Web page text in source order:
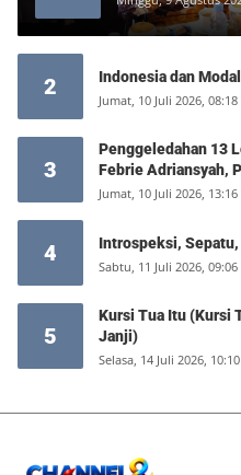
2 Indonesia dan
Jumat, 10 Juli 2026, 08:18
3
Penggeledahan 13
Febrie Adriansyah,
Emas
Jumat, 10 Juli 2026, 13:16
4 Introspeksi,
Sabtu, 11 Juli 2026, 09:06
5
Kursi Tua Itu (Kursi
Janji)
Selasa, 14 Juli 2026,